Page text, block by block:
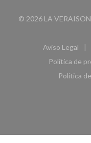
© 2026 LA
Aviso Legal
((abre
Política de
Política